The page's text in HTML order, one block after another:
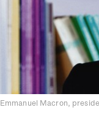
Emmanuel Macron,